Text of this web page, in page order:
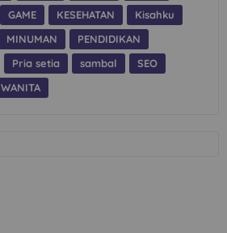
GAME KESEHATAN
Kisahku
MINUMAN
PENDIDIKAN
Pria setia sambal
SEO
WANITA